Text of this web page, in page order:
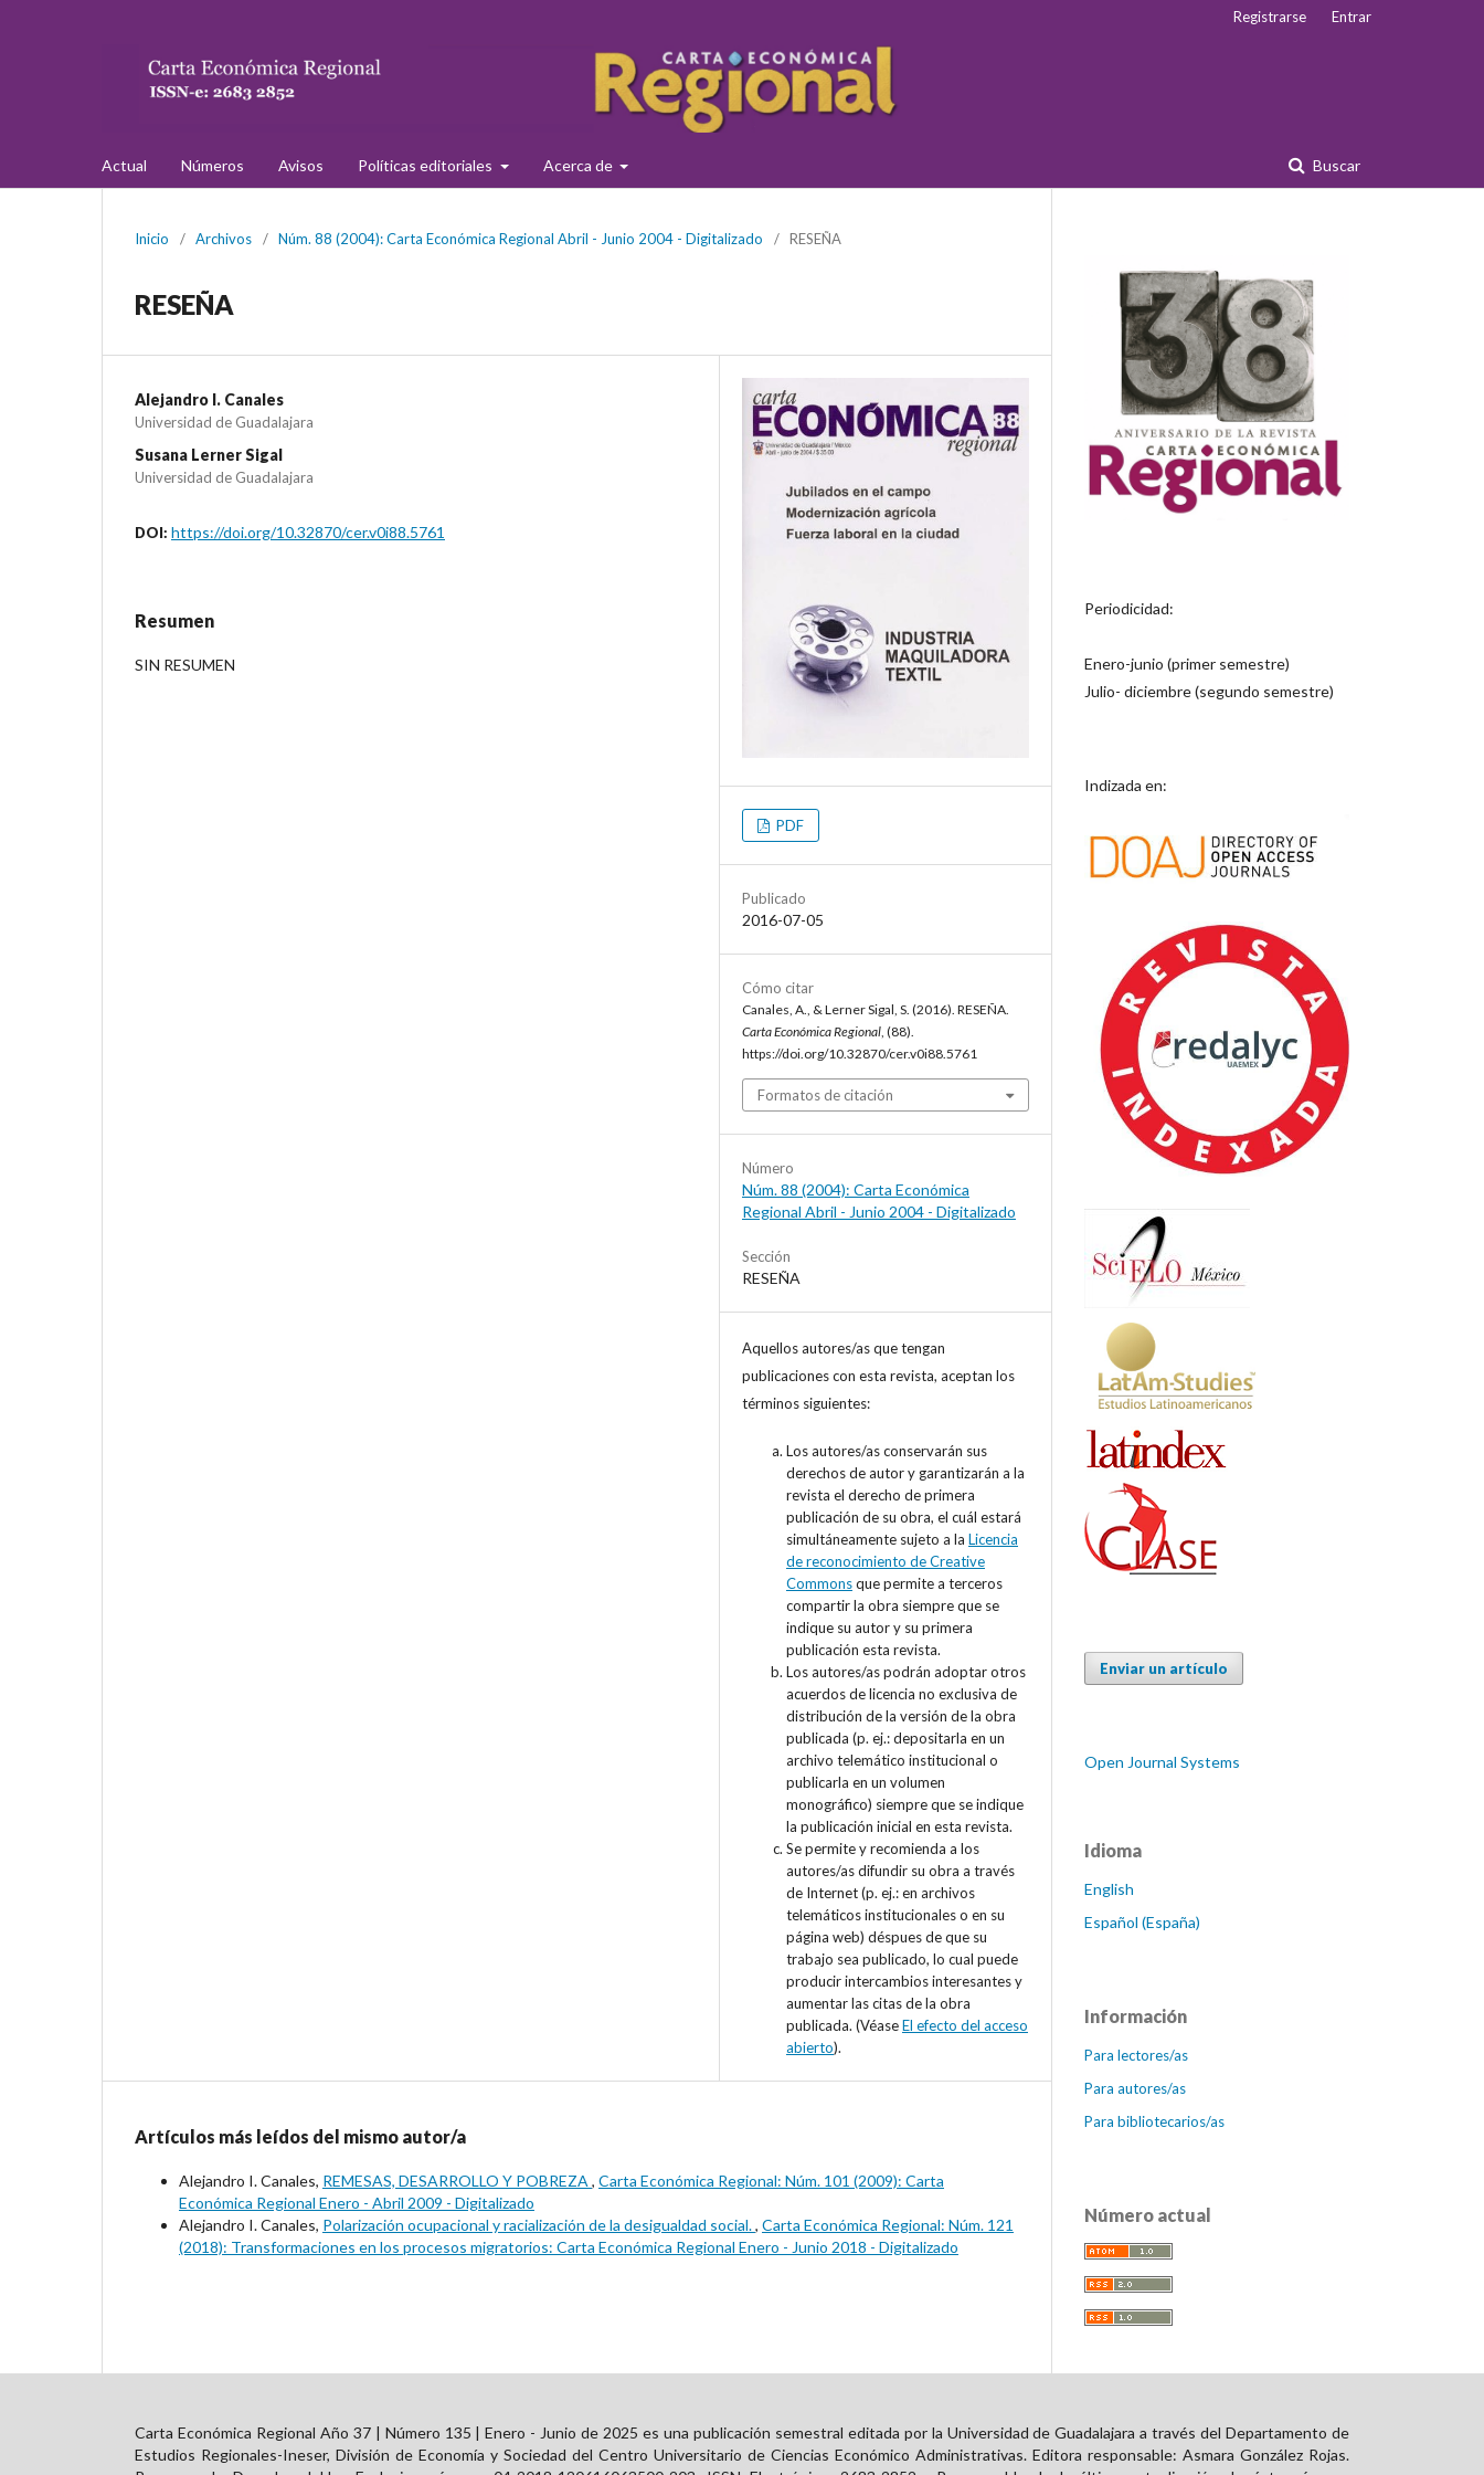
Actual Números Avisos Políticas editoriales Acerca de Buscar
Registrarse Entrar
Inicio / Archivos / Núm. 88 (2004): Carta Económica Regional Abril - Junio 2004 - Digitalizado / RESEÑA
RESEÑA
Alejandro I. Canales
Universidad de Guadalajara
Susana Lerner Sigal
Universidad de Guadalajara
DOI: https://doi.org/10.32870/cer.v0i88.5761
Resumen
SIN RESUMEN
PDF
Publicado
2016-07-05
Cómo citar
Canales, A., & Lerner Sigal, S. (2016). RESEÑA.
Carta Económica Regional, (88).
https://doi.org/10.32870/cer.v0i88.5761
Formatos de citación
Número
Núm. 88 (2004): Carta Económica
Regional Abril - Junio 2004 - Digitalizado
Sección
RESEÑA
Aquellos autores/as que tengan
publicaciones con esta revista, aceptan los
términos siguientes:
Los autores/as conservarán sus
derechos de autor y garantizarán a la
revista el derecho de primera
publicación de su obra, el cuál estará
simultáneamente sujeto a la Licencia
de reconocimiento de Creative
Commonsque permite a terceros
compartir la obra siempre que se
indique su autor y su primera
publicación esta revista.
Los autores/as podrán adoptar otros
acuerdos de licencia no exclusiva de
distribución de la versión de la obra
publicada (p. ej.: depositarla en un
archivo telemático institucional o
publicarla en un volumen
monográfico) siempre que se indique
la publicación inicial en esta revista.
Se permite y recomienda a los
autores/as difundir su obra a través
de Internet (p. ej.: en archivos
telemáticos institucionales o en su
página web) déspues de que su
trabajo sea publicado, lo cual puede
producir intercambios interesantes y
aumentar las citas de la obra
publicada. (VéaseEl efecto del acceso
abierto).
Artículos más leídos del mismo autor/a
Alejandro I. Canales, REMESAS, DESARROLLO Y POBREZA , Carta Económica Regional: Núm. 101 (2009): Carta
Económica Regional Enero - Abril 2009 - Digitalizado
Alejandro I. Canales, Polarización ocupacional y racialización de la desigualdad social., Carta Económica Regional: Núm. 121
(2018): Transformaciones en los procesos migratorios: Carta Económica Regional Enero - Junio 2018 - Digitalizado
Periodicidad:
Enero-junio (primer semestre)
Julio- diciembre (segundo semestre)
Indizada en:
Enviar un artículo
Open Journal Systems
Idioma
English
Español (España)
Información
Para lectores/as
Para autores/as
Para bibliotecarios/as
Número actual
Carta Económica Regional Año 37 | Número 135 | Enero - Junio de 2025 es una publicación semestral editada por la Universidad de Guadalajara a través del Departamento de
Estudios Regionales-Ineser, División de Economía y Sociedad del Centro Universitario de Ciencias Económico Administrativas. Editora responsable: Asmara González Rojas.